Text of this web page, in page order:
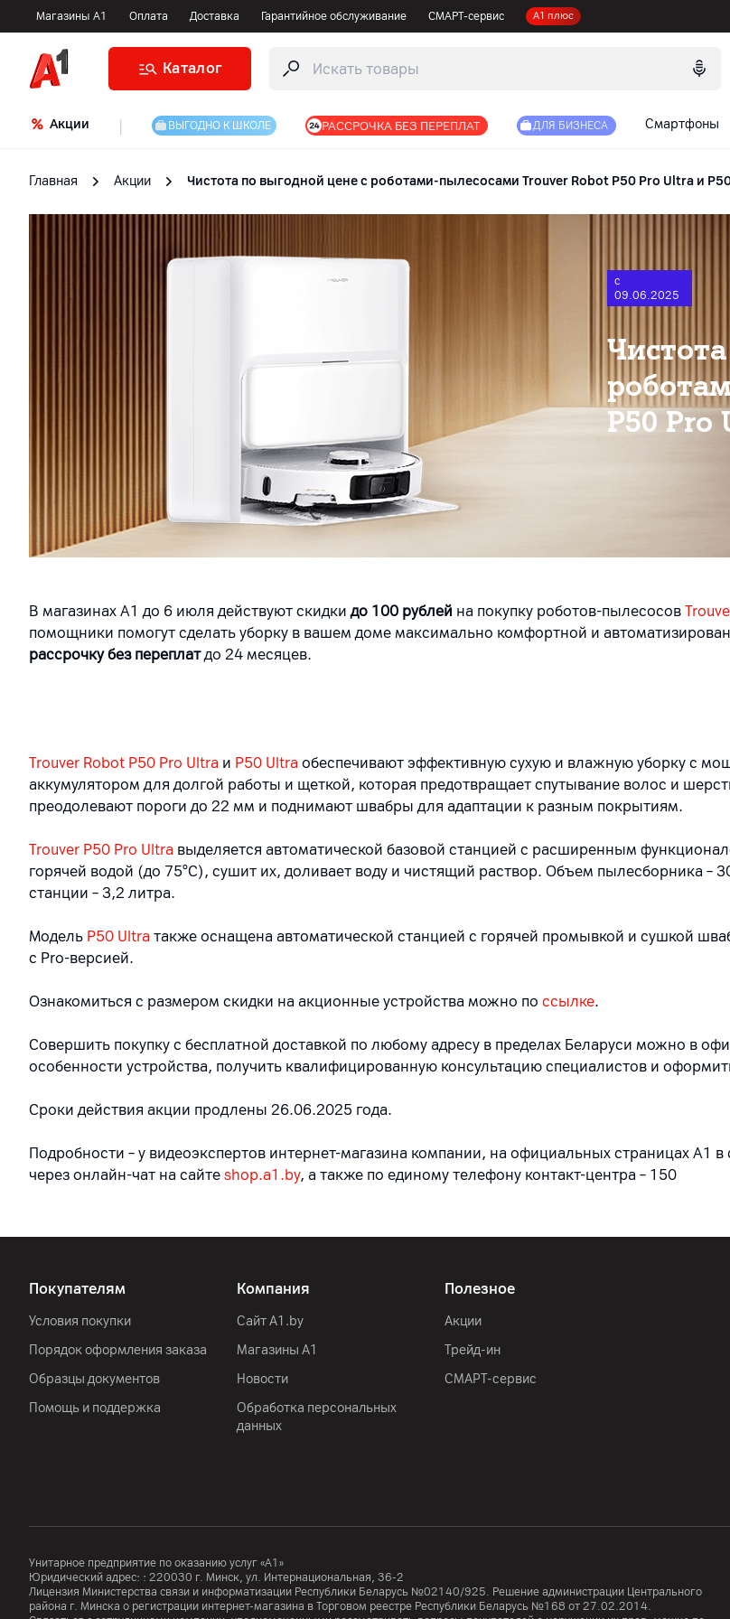
Магазины А1 Оплата Доставка Гарантийное обслуживание СМАРТ-сервис А1 плюс
Каталог
Акции ВЫГОДНО К ШКОЛЕ РАССРОЧКА БЕЗ ПЕРЕПЛАТ ДЛЯ БИЗНЕСА Смартфоны
Главная Акции Чистота по выгодной цене с роботами-пылесосами Trouver Robot P50 Pro Ultra и
с
09.06.2025
P50 Pro
В магазинах A1 до 6 июля действуют скидкидо 100 рублей на покупку роботов-пылесосов
помощники помогут сделать уборку в вашем доме максимально комфортной и
рассрочку без переплатдо 24 месяцев.
Trouver Robot P50 Pro Ultra и P50 Ultra обеспечивают эффективную сухую и влажную уборку с
аккумулятором для долгой работы и щеткой, которая предотвращает спутывание волос и
преодолевают пороги до 22 мм и поднимают швабры для адаптации к разным покрытиям.
Trouver P50 Pro Ultra выделяется автоматической базовой станцией с расширенным
горячей водой (до 75°C), сушит их, доливает воду и чистящий раствор. Объем пылесборника
станции – 3,2 литра.
Модель P50 Ultra также оснащена автоматической станцией с горячей промывкой и сушкой
с Pro-версией.
Ознакомиться с размером скидки на акционные устройства можно по ссылке.
Совершить покупку с бесплатной доставкой по любому адресу в пределах Беларуси можно в
особенности устройства, получить квалифицированную консультацию специалистов и
Сроки действия акции продлены 26.06.2025 года.
Подробности – у видеоэкспертов интернет-магазина компании, на официальных страницах A1
через онлайн-чат на сайте shop.a1.by, а также по единому телефону контакт-центра – 150
Покупателям
Условия покупки
Порядок оформления заказа
Образцы документов
Помощь и поддержка
Компания
Сайт A1.by
Магазины А1
Новости
Обработка персональных
данных
Полезное
Акции
Трейд-ин
СМАРТ-сервис
Унитарное предприятие по оказанию услуг «А1»
Юридический адрес: : 220030 г. Минск, ул. Интернациональная, 36-2
Лицензия Министерства связи и информатизации Республики Беларусь №02140/925. Решение администрации Центрального
района г. Минска о регистрации интернет-магазина в Торговом реестре Республики Беларусь №168 от 27.02.2014.